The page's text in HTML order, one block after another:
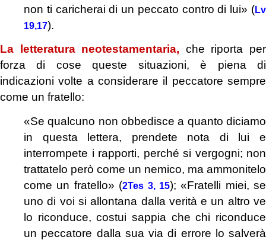
non ti caricherai di un peccato contro di lui» (Lv
19,17).
La letteratura neotestamentaria, che riporta per
forza di cose queste situazioni, è piena di
indicazioni volte a considerare il peccatore sempre
come un fratello:
«Se qualcuno non obbedisce a quanto diciamo
in questa lettera, prendete nota di lui e
interrompete i rapporti, perché si vergogni; non
trattatelo però come un nemico, ma ammonitelo
come un fratello» (2Tes 3, 15); «Fratelli miei, se
uno di voi si allontana dalla verità e un altro ve
lo riconduce, costui sappia che chi riconduce
un peccatore dalla sua via di errore lo salverà